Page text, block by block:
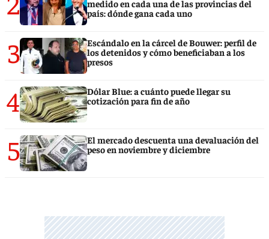
medido en cada una de las provincias del
país: dónde gana cada uno
3
Escándalo en la cárcel de Bouwer: perfil de
los detenidos y cómo beneficiaban a los
presos
4
Dólar Blue: a cuánto puede llegar su
cotización para fin de año
5
El mercado descuenta una devaluación del
peso en noviembre y diciembre